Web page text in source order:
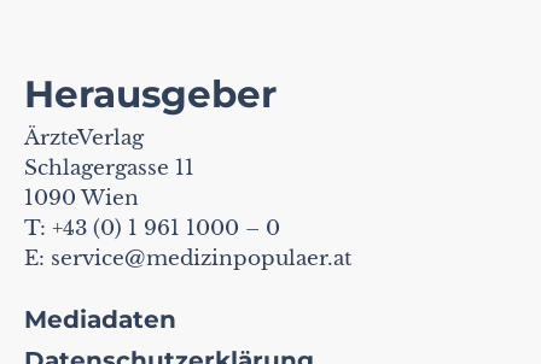
Herausgeber
ÄrzteVerlag
Schlagergasse 11
1090 Wien
T: +43 (0) 1 961 1000 – 0
E: service@medizinpopulaer.at
Mediadaten